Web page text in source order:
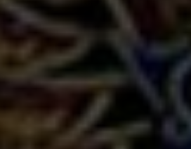
Sekretariat: